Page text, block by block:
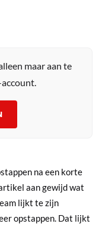
maar aan te
na een korte
aan gewijd wat
lijkt te zijn
opstappen. Dat lijkt